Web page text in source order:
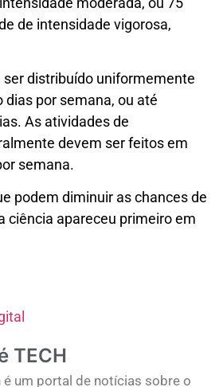
de intensidade vigorosa,
ser distribuído uniformemente
dias por semana, ou até
As atividades de
devem ser feitos em
semana.
podem diminuir as chances de
ciência apareceu primeiro em
TECH
é um portal de notícias sobre o